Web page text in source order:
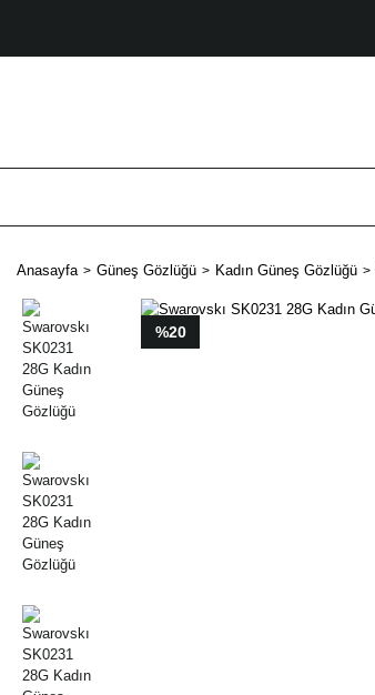
Anasayfa Güneş Gözlüğü Kadın Güneş Gözlüğü
%20